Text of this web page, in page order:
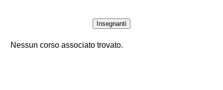
Insegnanti
Nessun corso associato trovato.